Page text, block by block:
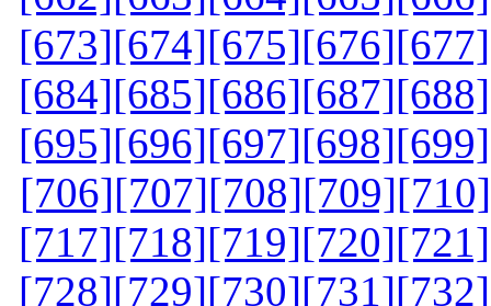
[673][674][675][676][677]
[684][685][686][687][688]
[695][696][697][698][699]
[706][707][708][709][710]
[717][718][719][720][721]
[728][729][730][731][732]